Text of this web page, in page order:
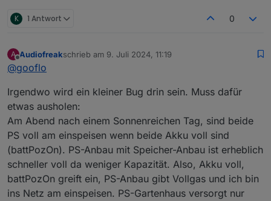
K 1 Antwort 0
A
Offline
Audiofreakschrieb am 9. Juli 2024, 11:19
zuletzt editiert von
@gooflo
Irgendwo wird ein kleiner Bug drin sein. Muss dafür
etwas ausholen:
Am Abend nach einem Sonnenreichen Tag, sind beide
PS voll am einspeisen wenn beide Akku voll sind
(battPozOn). PS-Anbau mit Speicher-Anbau ist erheblich
schneller voll da weniger Kapazität. Also, Akku voll,
battPozOn greift ein, PS-Anbau gibt Vollgas und ich bin
ins Netz am einspeisen. PS-Gartenhaus versorgt nur